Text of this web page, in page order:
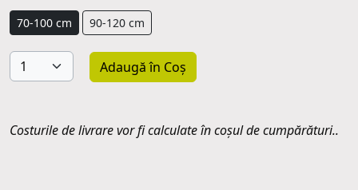
70-100 cm 90-120 cm
Adaugă în Coș
Costurile de livrare vor fi calculate în coșul de cumpărături..